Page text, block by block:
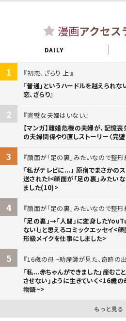
漫画アクセス
DAILY
1
初恋、ざらり 上
「普通」というハードルを越えられ
恋、ざらり』
2
完璧な夫婦はいない
【マンガ】離婚危機の夫婦が、記憶
の夫婦関係やり直しストーリー〈完
3
顔面が「足の裏」みたいなので整
「私がテレビに...」 原宿でまさかの
送された!<顔面が「足の裏」みたい
ました(10)>
4
顔面が「足の裏」みたいなので整
「足の裏」→「人間」に変身した
ない!」と思えるコミックエッセイ<
形級メイクを仕事にしました>
5
16歳の母 ~助産師が見た、奇跡の
「私...赤ちゃんができました」――産む
させない」ように生きていく<16歳
物語~>
もっと見る